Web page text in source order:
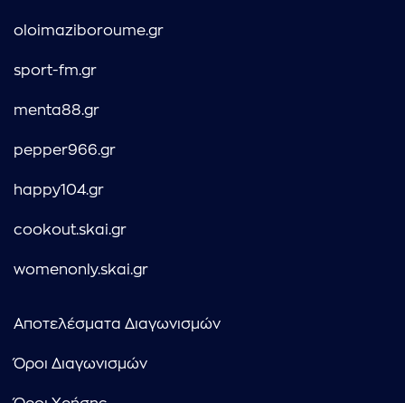
oloimaziboroume.gr
sport-fm.gr
menta88.gr
pepper966.gr
happy104.gr
cookout.skai.gr
womenonly.skai.gr
Αποτελέσματα Διαγωνισμών
Όροι Διαγωνισμών